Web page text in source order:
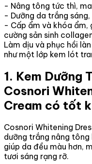
- Nâng tông tức thì,
- Dưỡng da trắng
- Cấp ẩm và khóa ẩm,
cường sản sinh
Làm dịu và phục hồi
như một lớp kem lót
1. Kem Dưỡng
Cosnori
Cream có tốt
Cosnori Whitening
dưỡng trắng nâng
giúp da đều màu hơn,
tươi sáng rạng rỡ.